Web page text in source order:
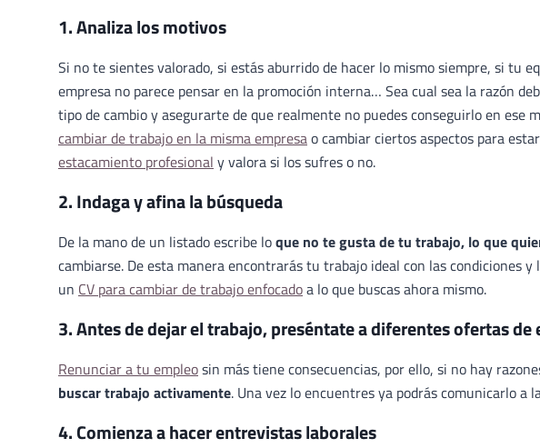
1. Analiza los motivos
Si no te sientes valorado, si estás aburrido de hacer lo mismo siempre, si tu
empresa no parece pensar en la promoción interna… Sea cual sea la razón
tipo de cambio y asegurarte de que realmente no puedes conseguirlo en ese
cambiar de trabajo en la misma empresao cambiar ciertos aspectos para
estacamiento profesional y valora si los sufres o no.
2. Indaga y afina la búsqueda
De la mano de un listado escribe loque no te gusta de tu trabajo, lo que
cambiarse. De esta manera encontrarás tu trabajo ideal con las condiciones y
un CV para cambiar de trabajo enfocadoa lo que buscas ahora mismo.
3. Antes de dejar el trabajo, preséntate a diferentes ofertas de
Renunciar a tu empleosin más tiene consecuencias, por ello, si no hay
buscar trabajo activamente. Una vez lo encuentres ya podrás comunicarlo a
4. Comienza a hacer entrevistas laborales